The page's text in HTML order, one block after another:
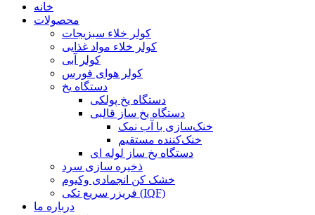
خانه
محصولات
کولر خلاء سبزیجات
کولر خلاء مواد غذایی
کولر آبی
کولر هوای فورس
دستگاه یخ
دستگاه یخ پولکی
دستگاه یخ ساز قالبی
خنک‌سازی با آب نمک
خنک‌کننده مستقیم
دستگاه یخ ساز لوله ای
ذخیره سازی سرد
خشک کن انجمادی وکیوم
فریزر سریع تکی (IQF)
درباره ما